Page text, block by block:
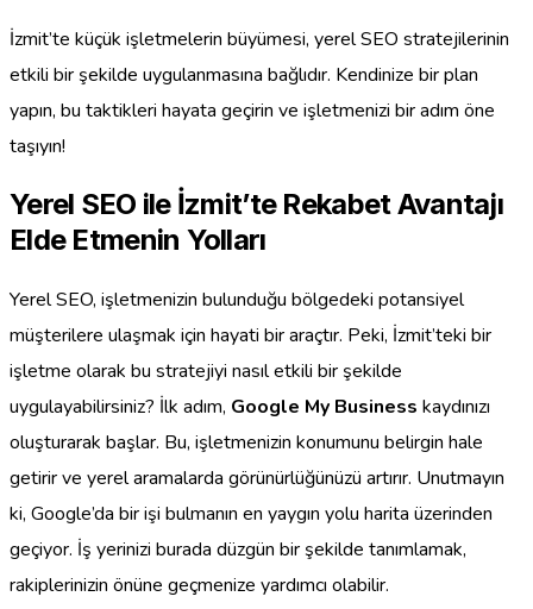
İzmit’te küçük işletmelerin büyümesi, yerel SEO stratejilerinin
etkili bir şekilde uygulanmasına bağlıdır. Kendinize bir plan
yapın, bu taktikleri hayata geçirin ve işletmenizi bir adım öne
taşıyın!
Yerel SEO ile İzmit’te Rekabet Avantajı
Elde Etmenin Yolları
Yerel SEO, işletmenizin bulunduğu bölgedeki potansiyel
müşterilere ulaşmak için hayati bir araçtır. Peki, İzmit’teki bir
işletme olarak bu stratejiyi nasıl etkili bir şekilde
uygulayabilirsiniz? İlk adım, Google My Business kaydınızı
oluşturarak başlar. Bu, işletmenizin konumunu belirgin hale
getirir ve yerel aramalarda görünürlüğünüzü artırır. Unutmayın
ki, Google’da bir işi bulmanın en yaygın yolu harita üzerinden
geçiyor. İş yerinizi burada düzgün bir şekilde tanımlamak,
rakiplerinizin önüne geçmenize yardımcı olabilir.